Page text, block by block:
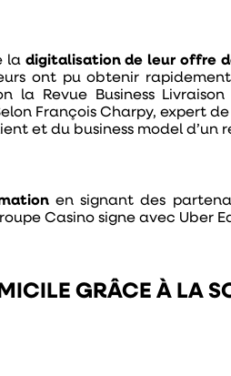
la digitalisation de leur offre
ont pu obtenir
la Revue Business
François Charpy, expert
et du business model d’un
en signant des
Casino signe avec Uber
GRÂCE À LA